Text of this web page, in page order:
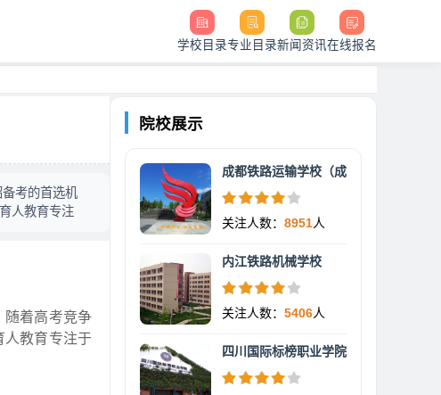
学校目录专业目录新闻资讯在线报名
考的首选机
人教育专注
随着高考竞争
人教育专注于
院校展示
成都铁路运输学校（成
关注人数： 8951人
内江铁路机械学校
关注人数： 5406人
四川国际标榜职业学院